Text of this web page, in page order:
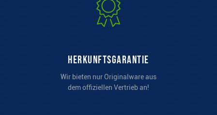
Herkunftsgarantie
Wir bieten nur Originalware aus
dem offiziellen Vertrieb an!